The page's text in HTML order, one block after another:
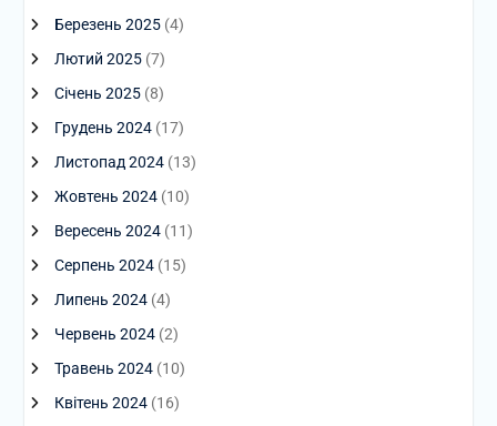
Березень 2025(4)
Лютий 2025(7)
Січень 2025(8)
Грудень 2024(17)
Листопад 2024(13)
Жовтень 2024(10)
Вересень 2024(11)
Серпень 2024(15)
Липень 2024(4)
Червень 2024(2)
Травень 2024(10)
Квітень 2024(16)